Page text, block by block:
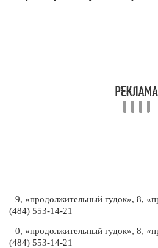
9, «продолжительный гудок», 8,
(484) 553-14-21
0, «продолжительный гудок», 8,
(484) 553-14-21